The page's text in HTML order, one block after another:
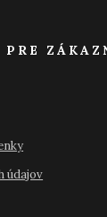
údajov